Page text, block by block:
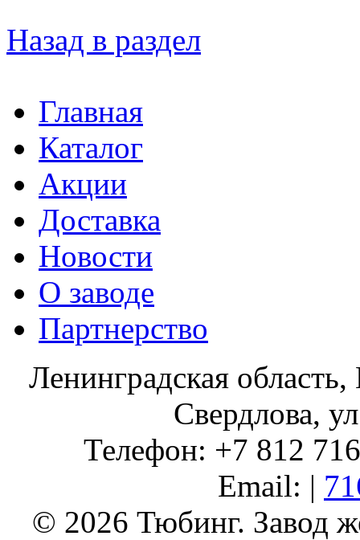
Назад в раздел
Главная
Каталог
Акции
Доставка
Новости
О заводе
Партнерство
Ленинградская
Свердлова,
Телефон: +7 812
Email: |
© 2026 Тюбинг. Завод